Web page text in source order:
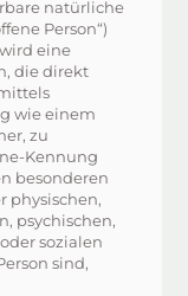
natürliche
Person“)
eine
die direkt
wie einem
zu
Kennung
besonderen
physischen,
psychischen,
sozialen
sind,